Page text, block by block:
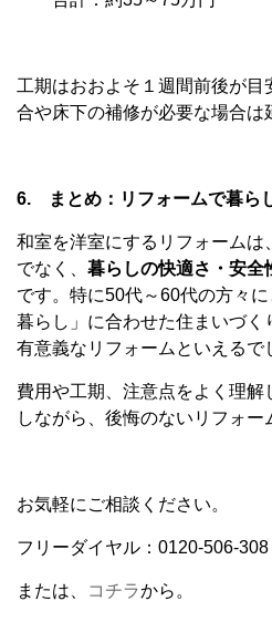
工期はおおよそ１週間前後が
合や床下の補修が必要な場合は
6. まとめ：リフォームで暮ら
和室を洋室にするリフォームは
でなく、 暮らしの快適さ・安全
です。特に50代～60代の方々
暮らし」に合わせた住まいづく
有意義なリフォームといえるで
費用や工期、注意点をよく理
しながら、後悔のないリフォー
お気軽にご相談ください。
フリーダイヤル：0120-506-308
または、 コチラから。